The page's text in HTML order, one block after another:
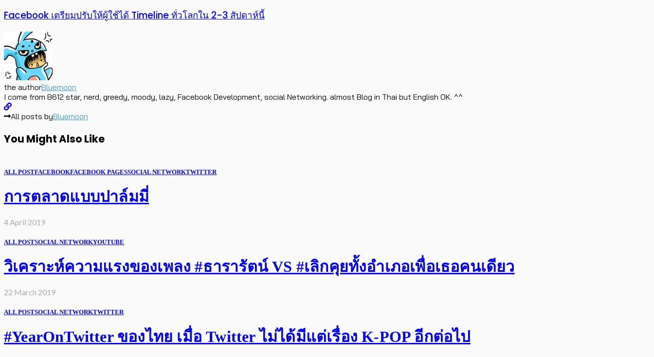
Facebook เตรียมปรับให้ผู้ใช้ได้ Timeline ทั่วโลกใน 2-3 สัปดาห์นี้
the authorBluemoon
I come from B612 star, nerd, greedy, moody, lazy, Facebook Development, social Networking. almost Blog in Thai but English OK. ^^
All posts byBluemoon
You Might Also Like
ALL POSTFACEBOOKFACEBOOK PAGESSOCIAL NETWORKTWITTER
การตลาดแบบปาล์มมี่
4 April 2019
ALL POSTSOCIAL NETWORKYOUTUBE
วิเคราะห์ความแรงของเพลง #ธารารัตน์ VS #เลิกคุยทั้งอำเภอเพื่อเธอคนเดียว
22 March 2019
ALL POSTSOCIAL NETWORKTWITTER
#YearOnTwitter ของไทย เมื่อ Twitter ไม่ได้มีแต่เรื่อง K-POP อีกต่อไป